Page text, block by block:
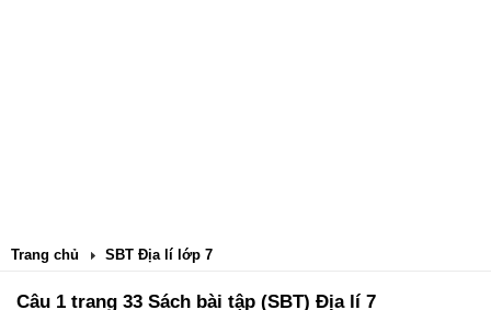
Trang chủ SBT Địa lí lớp 7
Câu 1 trang 33 Sách bài tập (SBT) Địa lí 7